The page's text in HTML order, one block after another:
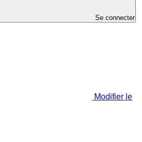
Se connecter
Modifier le